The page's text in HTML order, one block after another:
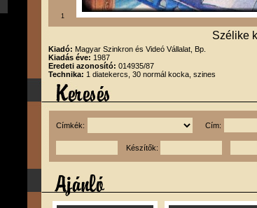
1
Szélike
Kiadó: Magyar Szinkron és Videó Vállalat, Bp.
Kiadás éve: 1987
Eredeti azonosító: 014935/87
Technika: 1 diatekercs, 30 normál kocka, szines
Címkék: Cím:
Készítők: